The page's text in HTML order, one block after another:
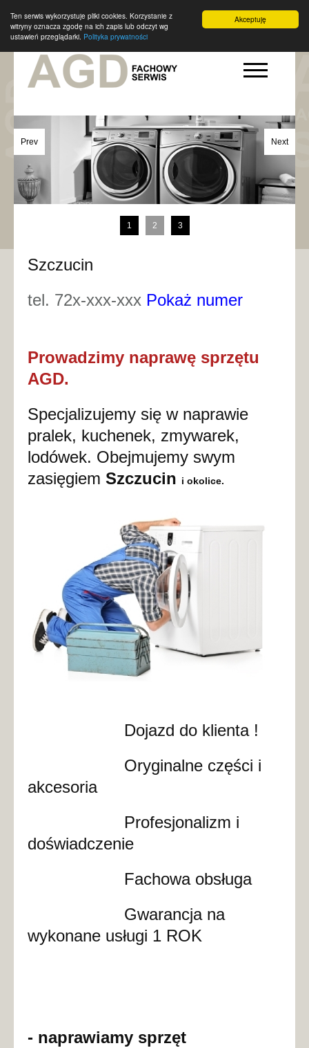
Akceptuję
Ten serwis wykorzystuje pliki cookies. Korzystanie z
witryny oznacza zgodę na ich zapis lub odczyt wg
ustawień przeglądarki. Polityka prywatności
Prev Next
1 2 3
Szczucin
tel. 72x-xxx-xxx Pokaż numer
Prowadzimy naprawę sprzętu
AGD.
Specjalizujemy się w naprawie
pralek, kuchenek, zmywarek,
lodówek. Obejmujemy swym
zasięgiem Szczucin i okolice.
Dojazd do klienta !
Oryginalne części i
akcesoria
Profesjonalizm i
doświadczenie
Fachowa obsługa
Gwarancja na
wykonane usługi 1 ROK
- naprawiamy sprzęt